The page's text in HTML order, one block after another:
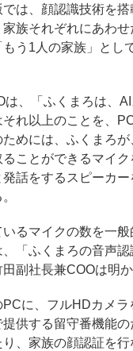
は、顔認識技術を
族それぞれにあわ
う1人の家族」とし
、「ふくまろは、AI
れ以上のことを、
めには、ふくまろ
ことができるマイク
発話をするスピーカ
るマイクの数を一般
「ふくまろの音声認
副社長兼COOは明か
に、フルHDカメラ
供する留守番機能
、家族の顔認証を